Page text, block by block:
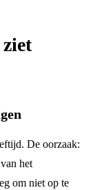
De oorzaak:
het
om niet op te